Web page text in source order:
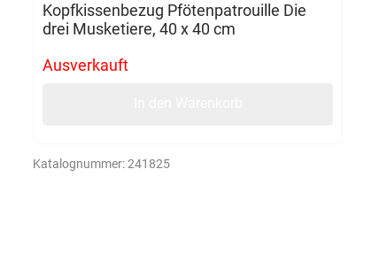
Kopfkissenbezug Pfötenpatrouille Die
drei Musketiere, 40 x 40 cm
Ausverkauft
Katalognummer:241825